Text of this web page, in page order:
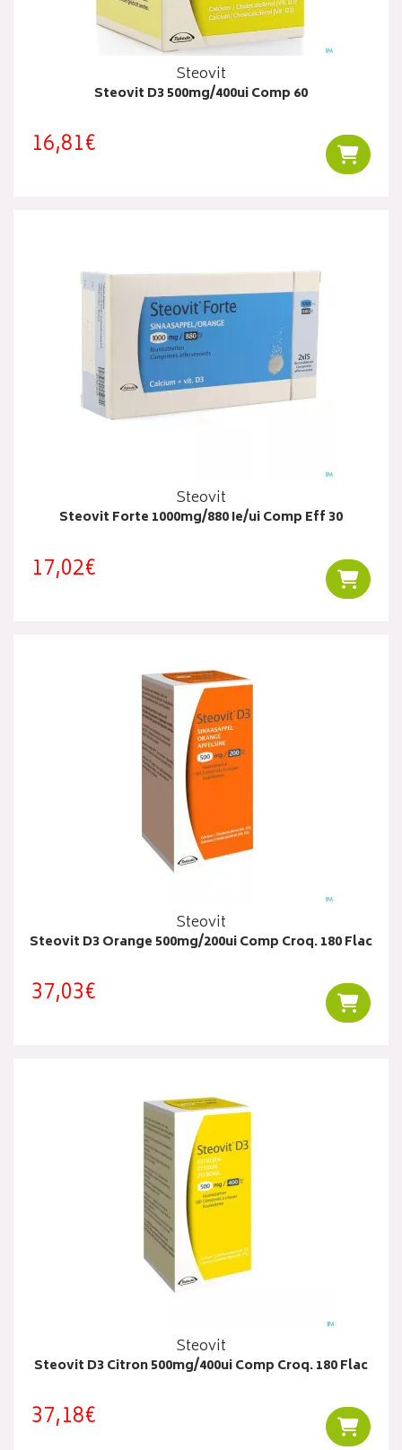
Steovit
Steovit D3 500mg/400ui Comp 60
16,81€
Steovit
Steovit Forte 1000mg/880 Ie/ui Comp Eff 30
17,02€
Steovit
Steovit D3 Orange 500mg/200ui Comp Croq. 180 Flac
37,03€
Steovit
Steovit D3 Citron 500mg/400ui Comp Croq. 180 Flac
37,18€